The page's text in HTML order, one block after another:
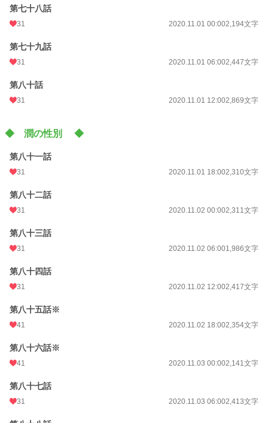
第七十八話
31 2020.11.01 00:002,194文字
第七十九話
31 2020.11.01 06:002,447文字
第八十話
31 2020.11.01 12:002,869文字
◆ 潤の性別 ◆
第八十一話
31 2020.11.01 18:002,310文字
第八十二話
31 2020.11.02 00:002,311文字
第八十三話
31 2020.11.02 06:001,986文字
第八十四話
31 2020.11.02 12:002,417文字
第八十五話※
41 2020.11.02 18:002,354文字
第八十六話※
41 2020.11.03 00:002,141文字
第八十七話
31 2020.11.03 06:002,413文字